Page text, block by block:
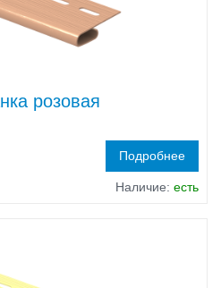
розовая
Подробнее
Наличие: есть